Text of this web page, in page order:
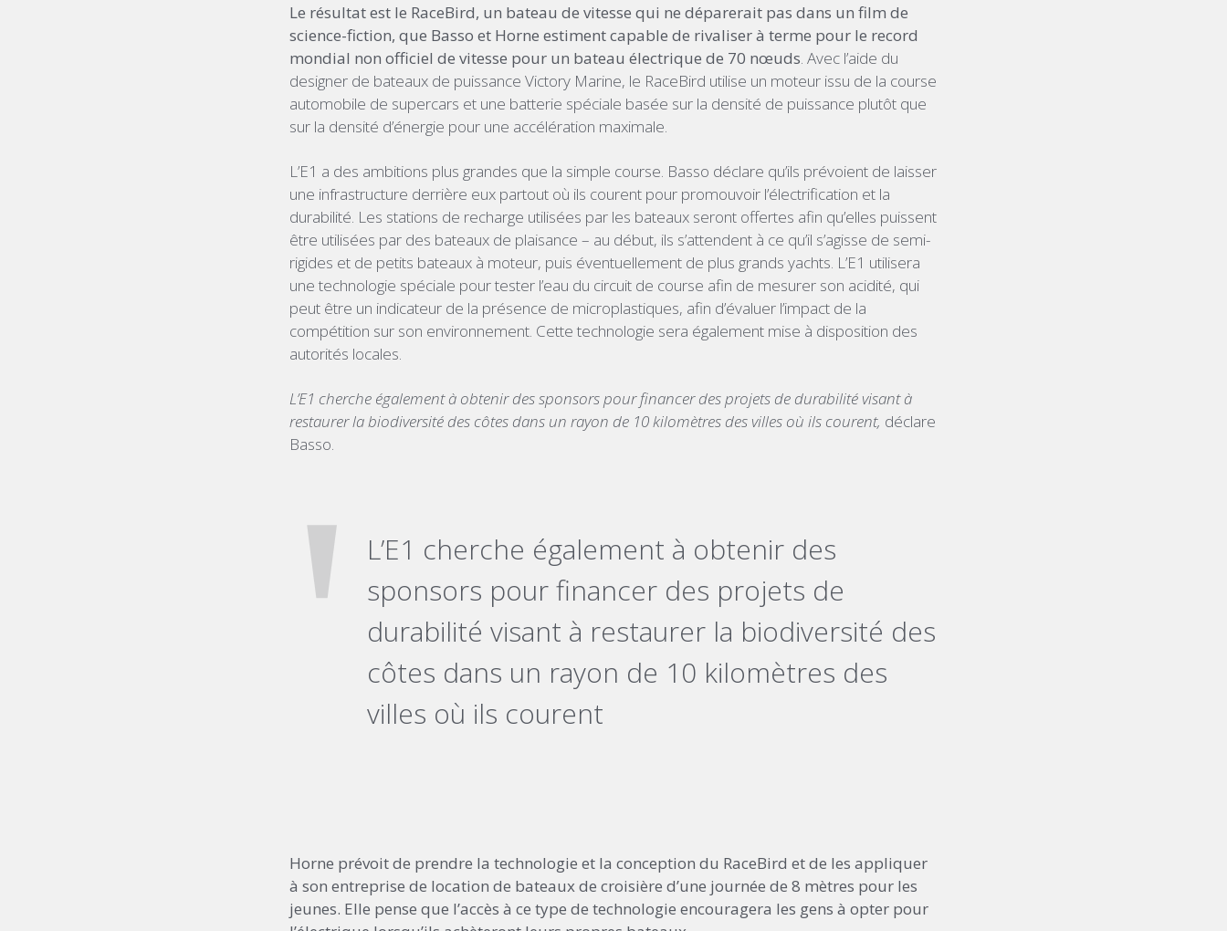
Le résultat est le RaceBird, un bateau de vitesse qui ne déparerait pas dans un film de
science-fiction, que Basso et Horne estiment capable de rivaliser à terme pour le record
mondial non officiel de vitesse pour un bateau électrique de 70 nœuds. Avec l’aide du
designer de bateaux de puissance Victory Marine, le RaceBird utilise un moteur issu de la course
automobile de supercars et une batterie spéciale basée sur la densité de puissance plutôt que
sur la densité d’énergie pour une accélération maximale.
L’E1 a des ambitions plus grandes que la simple course. Basso déclare qu’ils prévoient de laisser
une infrastructure derrière eux partout où ils courent pour promouvoir l’électrification et la
durabilité. Les stations de recharge utilisées par les bateaux seront offertes afin qu’elles puissent
être utilisées par des bateaux de plaisance – au début, ils s’attendent à ce qu’il s’agisse de semi-
rigides et de petits bateaux à moteur, puis éventuellement de plus grands yachts. L’E1 utilisera
une technologie spéciale pour tester l’eau du circuit de course afin de mesurer son acidité, qui
peut être un indicateur de la présence de microplastiques, afin d’évaluer l’impact de la
compétition sur son environnement. Cette technologie sera également mise à disposition des
autorités locales.
L’E1 cherche également à obtenir des sponsors pour financer des projets de durabilité visant à
restaurer la biodiversité des côtes dans un rayon de 10 kilomètres des villes où ils courent, déclare
Basso.
L’E1 cherche également à obtenir des
sponsors pour financer des projets de
durabilité visant à restaurer la biodiversité des
côtes dans un rayon de 10 kilomètres des
villes où ils courent
Horne prévoit de prendre la technologie et la conception du RaceBird et de les appliquer
à son entreprise de location de bateaux de croisière d’une journée de 8 mètres pour les
jeunes. Elle pense que l’accès à ce type de technologie encouragera les gens à opter pour